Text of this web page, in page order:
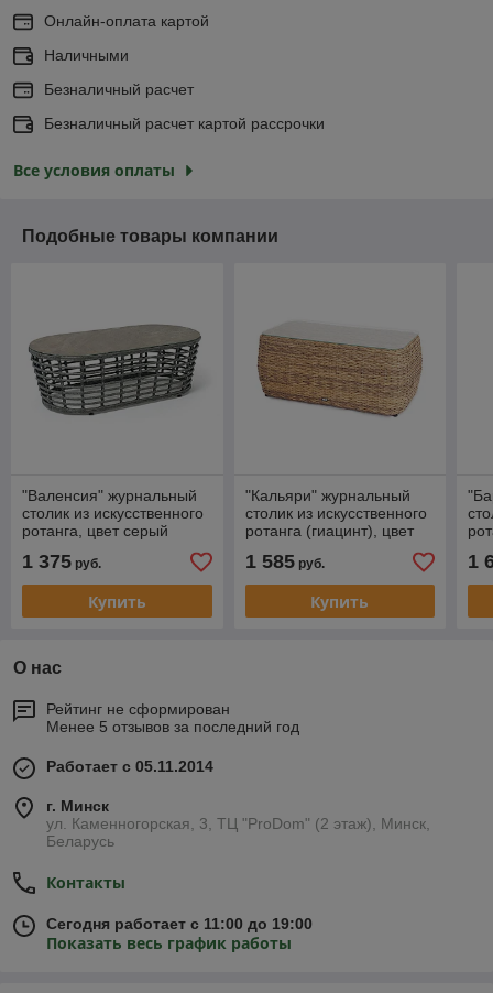
Онлайн-оплата картой
Наличными
Безналичный расчет
Безналичный расчет картой рассрочки
Все условия оплаты
Подобные товары компании
"Валенсия" журнальный
столик из искусственного
ротанга, цвет серый
1 375 руб.
Купить
"Кальяри" журнальный
столик из искусственного
ротанга (гиацинт), цвет
1 585руб.
Купить
1
О нас
Рейтинг не сформирован
Менее 5 отзывов за последний год
Работает с 05.11.2014
г. Минск
ул. Каменногорская, 3, ТЦ "ProDom" (2 этаж), Минск,
Беларусь
Контакты
Сегодня работает с 11:00 до 19:00
Показать весь график работы